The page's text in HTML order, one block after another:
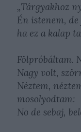
„Tárgyakhoz
Én istenem, de
ha ez a kalap
Fölpróbáltam.
Nagy volt,
Néztem,
mosolyodtam:
No de sebaj,